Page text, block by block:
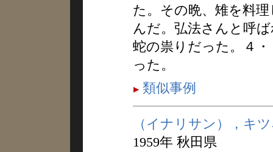
た。その晩、雉を料
んだ。弘法さんと呼
蛇の祟りだった。４
った。
類似事例
（イナリサン），キ
1959年 秋田県